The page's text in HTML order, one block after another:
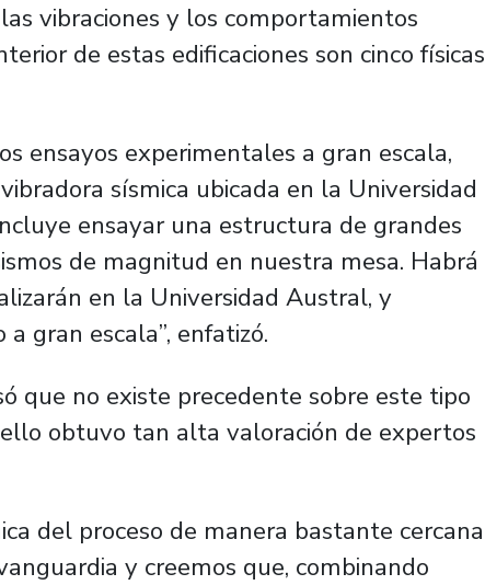
vibraciones y los comportamientos
de estas edificaciones son cinco físicas
ensayos experimentales a gran escala,
sísmica ubicada en la Universidad
ensayar una estructura de grandes
de magnitud en nuestra mesa. Habrá
en la Universidad Austral, y
gran escala”, enfatizó.
que no existe precedente sobre este tipo
obtuvo tan alta valoración de expertos
del proceso de manera bastante cercana
y creemos que, combinando